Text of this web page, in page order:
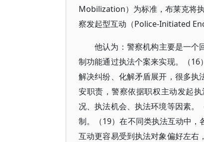
Mobilization）为标准，布莱克将
察发起型互动（Police-Initiated
他认为：警察机构主要是一个
制功能通过执法个案来实现。（
解决纠纷、化解矛盾展开，很多执
安职责，警察依据职权主动发起
况、执法机会、执法环境等因素
制。（19）在不同类执法互动中
互动更容易受到执法对象偏好左右